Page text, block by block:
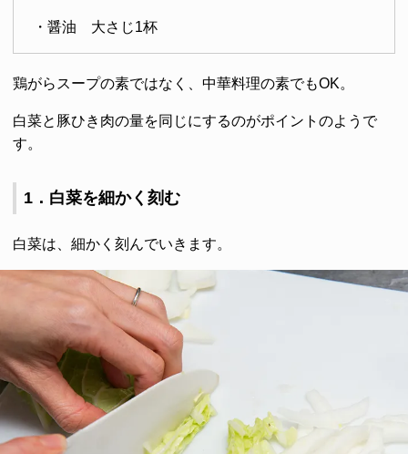
・醤油 大さじ1杯
鶏がらスープの素ではなく、中華料理の素でもOK。
白菜と豚ひき肉の量を同じにするのがポイントのようで
す。
1．白菜を細かく刻む
白菜は、細かく刻んでいきます。